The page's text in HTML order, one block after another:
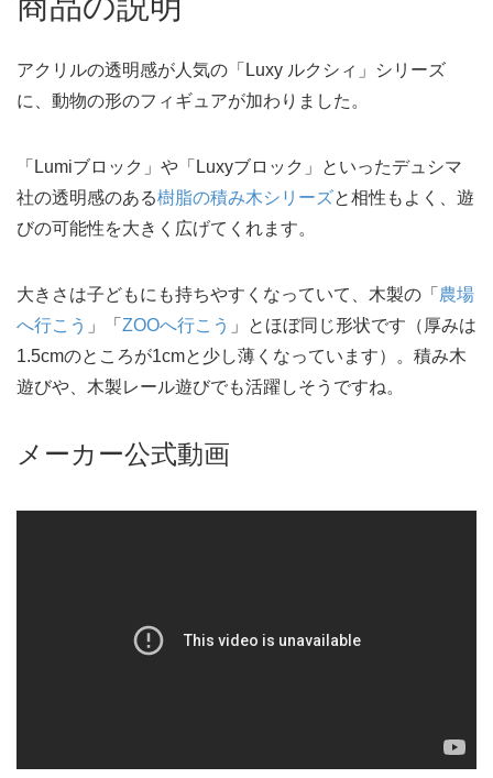
アクリルの透明感が人気の「Luxy ルクシィ」シリーズ
に、動物の形のフィギュアが加わりました。
「Lumiブロック」や「Luxyブロック」といったデュシマ
社の透明感のある樹脂の積み木シリーズと相性もよく、遊
びの可能性を大きく広げてくれます。
大きさは子どもにも持ちやすくなっていて、木製の「 農場
へ行こう 」「 ZOOへ行こう 」とほぼ同じ形状です（厚みは
1.5cmのところが1cmと少し薄くなっています）。積み木
遊びや、木製レール遊びでも活躍しそうですね。
メーカー公式動画